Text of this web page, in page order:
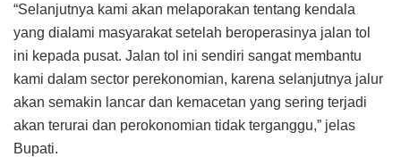
“Selanjutnya kami akan melaporakan tentang kendala
yang dialami masyarakat setelah beroperasinya jalan tol
ini kepada pusat. Jalan tol ini sendiri sangat membantu
kami dalam sector perekonomian, karena selanjutnya jalur
akan semakin lancar dan kemacetan yang sering terjadi
akan terurai dan perokonomian tidak terganggu,” jelas
Bupati.